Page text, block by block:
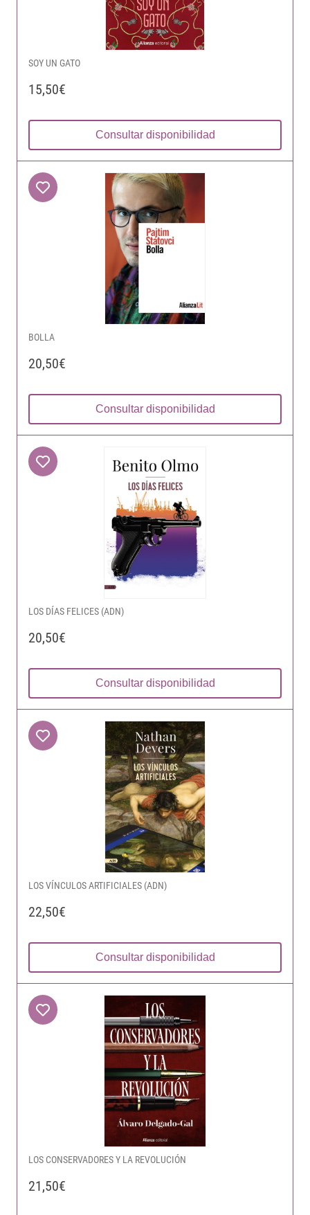
SOY UN GATO
15,50€
Consultar disponibilidad
BOLLA
20,50€
Consultar disponibilidad
LOS DÍAS FELICES (ADN)
20,50€
Consultar disponibilidad
LOS VÍNCULOS ARTIFICIALES (ADN)
22,50€
Consultar disponibilidad
LOS CONSERVADORES Y LA REVOLUCIÓN
21,50€